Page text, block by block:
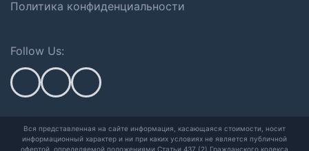
Политика конфиденциальности
Follow Us:
Вся представленная на сайте информация, касающаяся стоимости, носит
информационный характер и ни при каких условиях не является публичной
офертой, определяемой положениями Статьи 437 (2) Гражданского кодекса